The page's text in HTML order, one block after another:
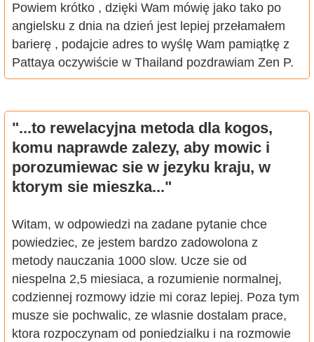
Powiem krótko , dzięki Wam mówię jako tako po
angielsku z dnia na dzień jest lepiej przełamałem
barierę , podajcie adres to wyślę Wam pamiątkę z
Pattaya oczywiście w Thailand pozdrawiam Zen P.
"...to rewelacyjna metoda dla kogos,
komu naprawde zalezy, aby mowic i
porozumiewac sie w jezyku kraju, w
ktorym sie mieszka..."
Witam, w odpowiedzi na zadane pytanie chce
powiedziec, ze jestem bardzo zadowolona z
metody nauczania 1000 slow. Ucze sie od
niespelna 2,5 miesiaca, a rozumienie normalnej,
codziennej rozmowy idzie mi coraz lepiej. Poza tym
musze sie pochwalic, ze wlasnie dostalam prace,
ktora rozpoczynam od poniedzialku i na rozmowie